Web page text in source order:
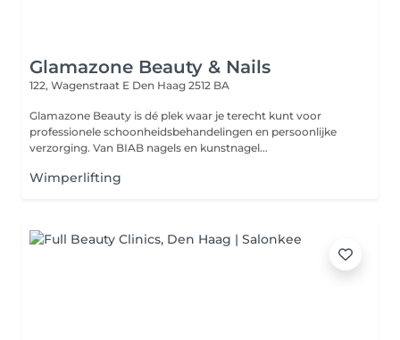
Glamazone Beauty & Nails
122, Wagenstraat E Den Haag 2512 BA
Glamazone Beauty is dé plek waar je terecht kunt voor
professionele schoonheidsbehandelingen en persoonlijke
verzorging. Van BIAB nagels en kunstnagel...
Wimperlifting